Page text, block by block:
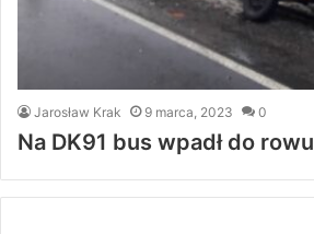
Jarosław Krak 9 marca, 2023 0
Na DK91 bus wpadł do rowu